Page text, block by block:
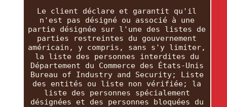
Le client déclare et garantit qu'il
n'est pas désigné ou associé à une
partie désignée sur l'une des listes de
parties restreintes du gouvernement
américain, y compris, sans s'y limiter,
la liste des personnes interdites du
Département du Commerce des États-Unis
Bureau of Industry and Security; Liste
des entités ou liste non vérifiée; la
liste des personnes spécialement
désignées et des personnes bloquées du